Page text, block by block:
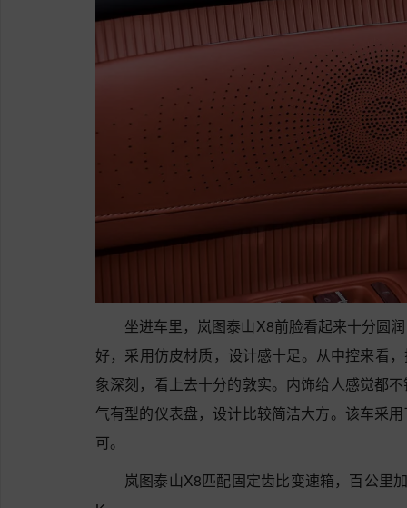
坐进车里，岚图泰山X8前脸看起来十分圆
好，采用仿皮材质，设计感十足。从中控来看
象深刻，看上去十分的敦实。内饰给人感觉都
气有型的仪表盘，设计比较简洁大方。该车采
可。
岚图泰山X8匹配固定齿比变速箱，百公里